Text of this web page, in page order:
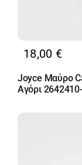
18,00 €
Joyce Μαύρο
Αγόρι